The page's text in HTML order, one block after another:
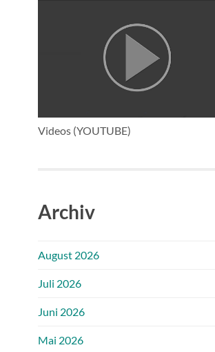
Videos (YOUTUBE)
Archiv
August 2026
Juli 2026
Juni 2026
Mai 2026